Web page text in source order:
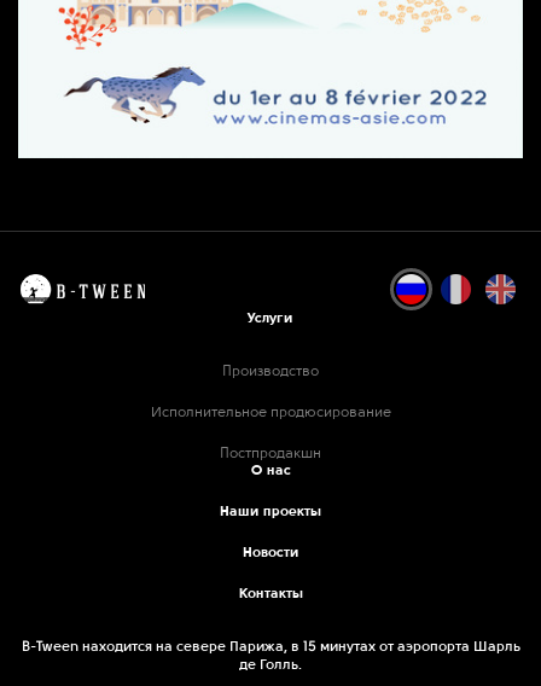
Услуги
Производство
Исполнительное продюсирование
Постпродакшн
О нас
Наши проекты
Новости
Контакты
B-Tween находится на севере Парижа, в 15 минутах от аэропорта Шарль
де Голль.